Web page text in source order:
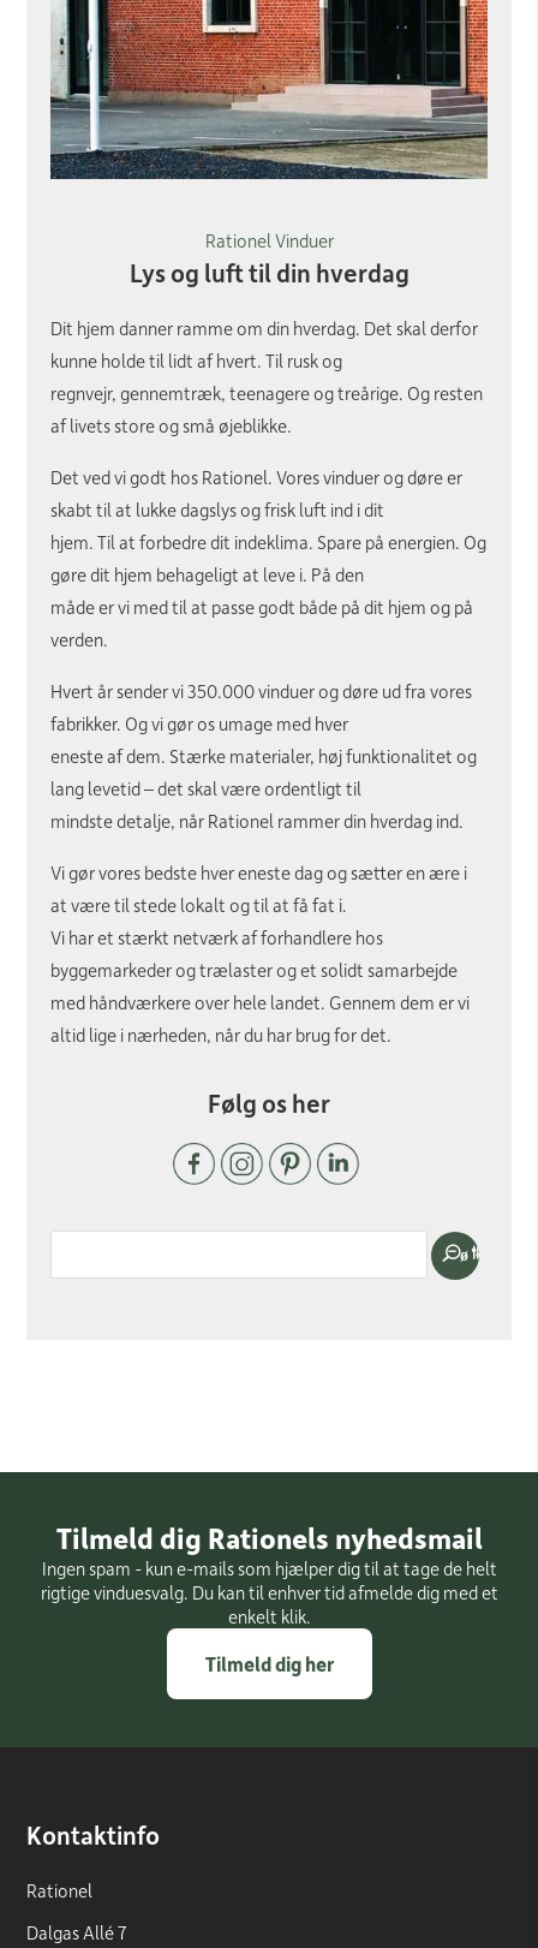
Rationel Vinduer
Lys og luft til din hverdag
Dit hjem danner ramme om din hverdag. Det skal derfor
kunne holde til lidt af hvert. Til rusk og
regnvejr, gennemtræk, teenagere og treårige. Og resten
af livets store og små øjeblikke.
Det ved vi godt hos Rationel. Vores vinduer og døre er
skabt til at lukke dagslys og frisk luft ind i dit
hjem. Til at forbedre dit indeklima. Spare på energien. Og
gøre dit hjem behageligt at leve i. På den
måde er vi med til at passe godt både på dit hjem og på
verden.
Hvert år sender vi 350.000 vinduer og døre ud fra vores
fabrikker. Og vi gør os umage med hver
eneste af dem. Stærke materialer, høj funktionalitet og
lang levetid – det skal være ordentligt til
mindste detalje, når Rationel rammer din hverdag ind.
Vi gør vores bedste hver eneste dag og sætter en ære i
at være til stede lokalt og til at få fat i.
Vi har et stærkt netværk af forhandlere hos
byggemarkeder og trælaster og et solidt samarbejde
med håndværkere over hele landet. Gennem dem er vi
altid lige i nærheden, når du har brug for det.
Følg os her
Tilmeld dig Rationels nyhedsmail
Ingen spam - kun e-mails som hjælper dig til at tage de helt
rigtige vinduesvalg. Du kan til enhver tid afmelde dig med et
enkelt klik.
Tilmeld dig her
Kontaktinfo
Rationel
Dalgas Allé 7